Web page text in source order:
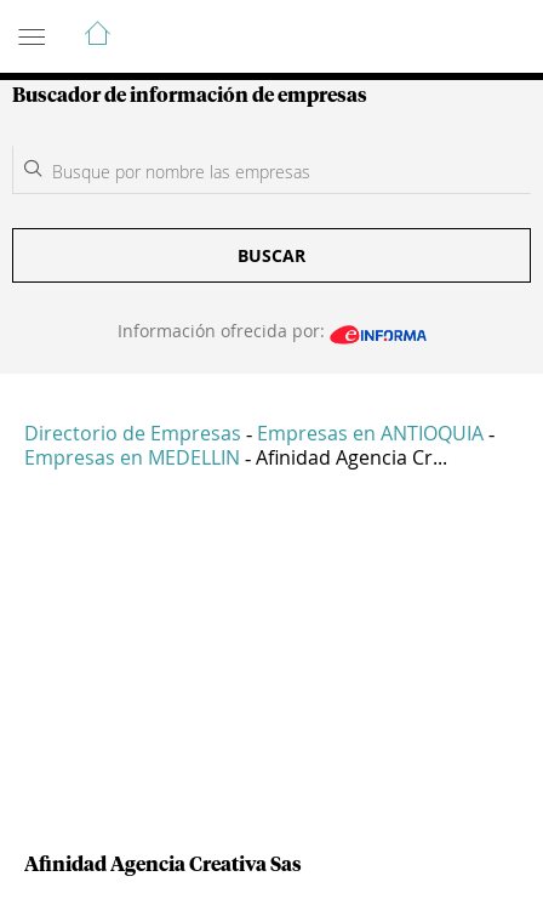
Guía de Empresas Colombianas
Buscador de información de empresas
BUSCAR
Información ofrecida por:
Directorio de Empresas - Empresas en ANTIOQUIA -
Empresas en MEDELLIN - Afinidad Agencia Cr...
Afinidad Agencia Creativa Sas